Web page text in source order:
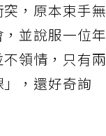
，原本束手無
並說服一位年
領情，只有兩
，還好奇詢